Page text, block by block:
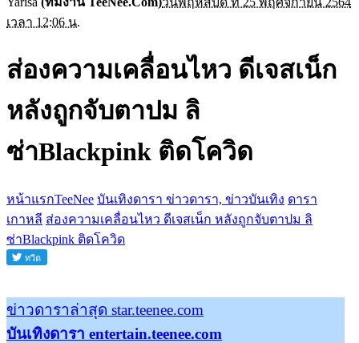
เวลา 12:06 น.
ส่องความเคลื่อนไหว ดีเจสเน็ก
หลังถูกจับตาปม ลิ
ซ่าBlackpink ติดโควิด
หน้าแรกTeeNee บันเทิงดารา ข่าวดารา, ข่าวบันเทิง ดารา
เกาหลี ส่องความเคลื่อนไหว ดีเจสเน็ก หลังถูกจับตาปม ลิ
ซ่าBlackpink ติดโควิด
ข่าวดาราล่าสุด star.teenee.com
บันเทิงดารา entertain.teenee.com